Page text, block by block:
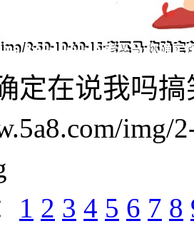
定在说我吗
img/
1 2 3 4 5 6 7 8